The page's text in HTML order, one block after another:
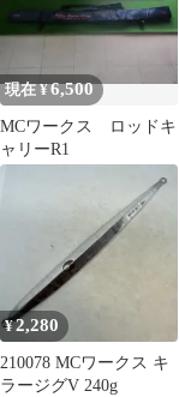
現在 ¥6,500
MCワークス ロッドキ
ャリーR1
¥2,280
210078 MCワークス キ
ラージグV 240g